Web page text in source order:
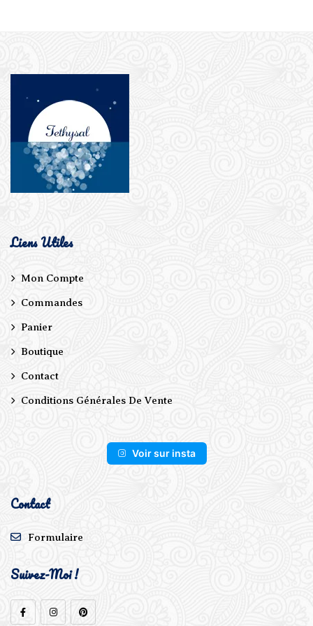
Liens Utiles
Mon Compte
Commandes
Panier
Boutique
Contact
Conditions Générales De Vente
Voir sur insta
Contact
Formulaire
Suivez-Moi !